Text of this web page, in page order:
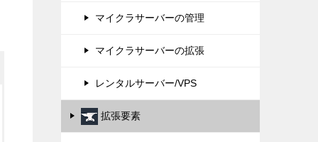
マイクラサーバーの管理
マイクラサーバーの拡張
レンタルサーバー/VPS
拡張要素